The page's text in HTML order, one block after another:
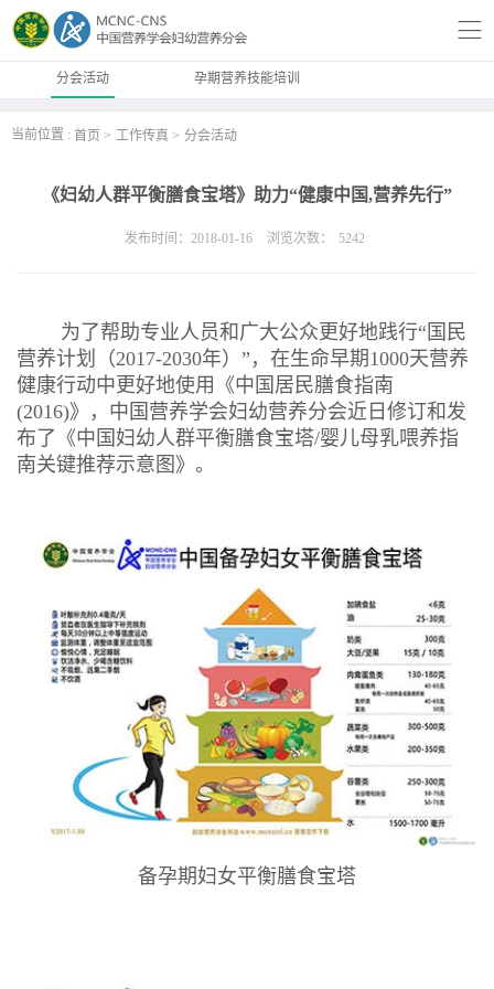
分会活动 孕期营养技能培训
当前位置 : 首页 工作传真 分会活动
《妇幼人群平衡膳食宝塔》助力“健康中国,营养先行”
发布时间：2018-01-16 浏览次数： 5242
为了帮助专业人员和广大公众更好地践行“国民
营养计划（2017-2030年）”，在生命早期1000天营养
健康行动中更好地使用《中国居民膳食指南
(2016)》，中国营养学会妇幼营养分会近日修订和发
布了《中国妇幼人群平衡膳食宝塔/婴儿母乳喂养指
南关键推荐示意图》。
备孕期妇女平衡膳食宝塔